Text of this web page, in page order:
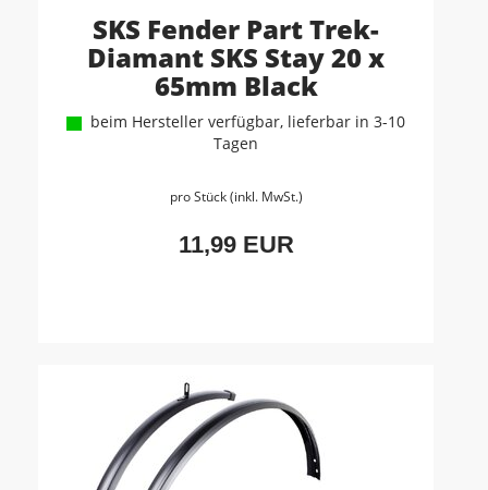
SKS Fender Part Trek-
Diamant SKS Stay 20 x
65mm Black
beim Hersteller verfügbar, lieferbar in 3-10
Tagen
pro Stück (inkl. MwSt.)
11,99 EUR